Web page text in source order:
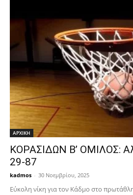
ΑΡΧΙΚΗ
ΚΟΡΑΣΙΔΩΝ Β’ ΟΜΙΛΟΣ:
29-87
kadmos - 30 Νοεμβρίου, 2025
Εύκολη νίκη για τον Κάδμο στο